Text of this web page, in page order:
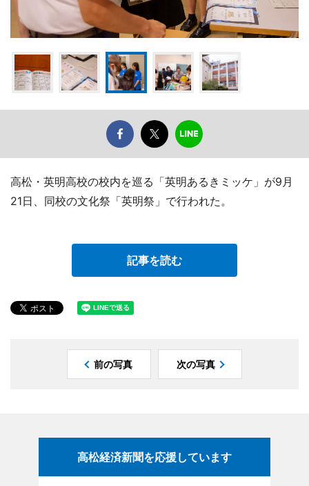
高松・英明高校の校内を巡る「英明あるきミッケ」が9月
21日、同校の文化祭「英明祭」で行われた。
記事を読む
前の写真 次の写真
高松経済新聞を応援しています